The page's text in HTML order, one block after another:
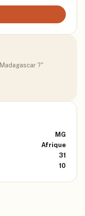
Madagascar ?"
MG
Afrique
31
10